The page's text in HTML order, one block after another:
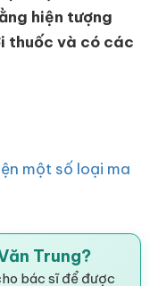
hiện tượng
thuốc và có các
một số loại ma
Trung?
bác sĩ để được